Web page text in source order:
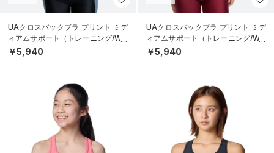
UAクロスバックブラ プリント ミデ
ィアムサポート（トレーニング/WO
MEN）
￥5,940
UAクロスバックブラ プリント ミデ
ィアムサポート（トレーニング/WO
MEN）
￥5,940